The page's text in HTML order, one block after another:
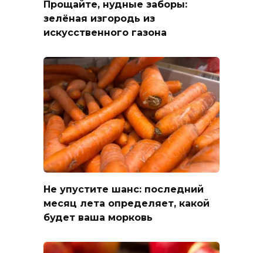
Прощайте, нудные заборы:
зелёная изгородь из
искусственного газона
Не упустите шанс: последний
месяц лета определяет, какой
будет ваша морковь